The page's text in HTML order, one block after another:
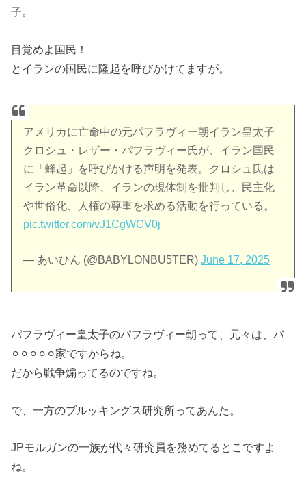
子。
目覚めよ国民！
とイランの国民に隆起を呼びかけてますが。
アメリカに亡命中の元パフラヴィー朝イラン皇太子
クロシュ・レザー・パフラヴィー氏が、イラン国民
に「蜂起」を呼びかける声明を発表。クロシュ氏は
イラン革命以降、イランの現体制を批判し、民主化
や世俗化、人権の尊重を求める活動を行っている。
pic.twitter.com/vJ1CgWCV0j
— あいひん (@BABYLONBU5TER)June 17, 2025
パフラヴィー皇太子のパフラヴィー朝って、元々は、パ
⚪︎⚪︎⚪︎⚪︎⚪︎家ですからね。
だから戦争煽ってるのですね。
で、一方のブルッキングス研究所ってあんた。
JPモルガンの一族が代々研究員を務めてるとこですよ
ね。